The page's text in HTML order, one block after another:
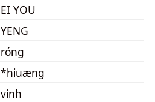
EI YOU
YENG
róng
*hiuæng
vinh